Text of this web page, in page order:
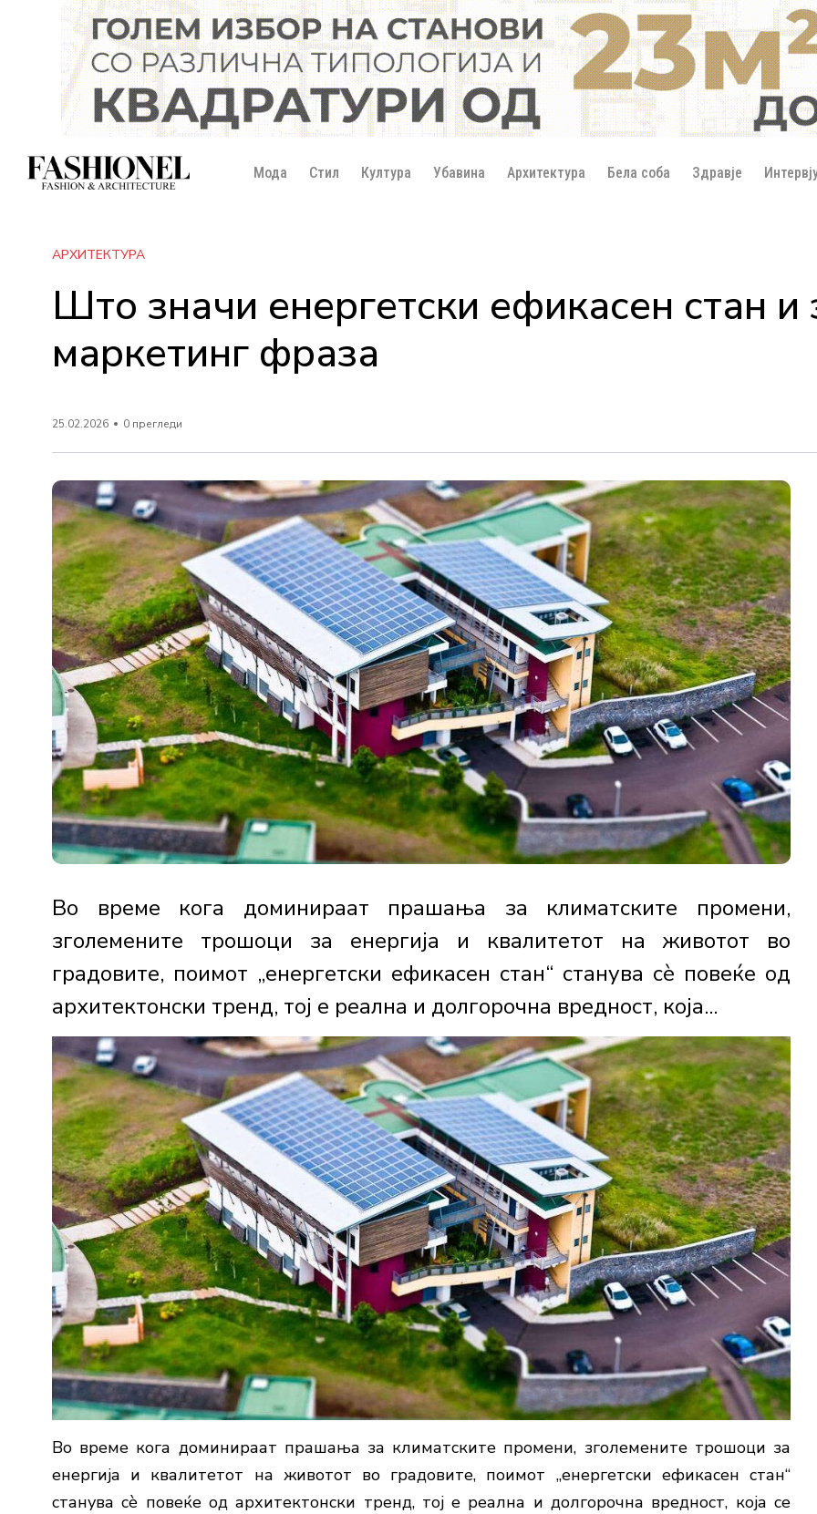
Мода Стил Култура Убавина Архитектура Бела соба Здравје
АРХИТЕКТУРА
Што значи енергетски ефикасен стан и
маркетинг фраза
25.02.2026 0 прегледи
Во време кога доминираат прашања за климатските промени,
зголемените трошоци за енергија и квалитетот на животот во
градовите, поимот „енергетски ефикасен стан“ станува сè повеќе од
архитектонски тренд, тој е реална и долгорочна вредност, која...
Во време кога доминираат прашања за климатските промени, зголемените трошоци за
енергија и квалитетот на животот во градовите, поимот „енергетски ефикасен стан“
станува сè повеќе од архитектонски тренд, тој е реална и долгорочна вредност, која се